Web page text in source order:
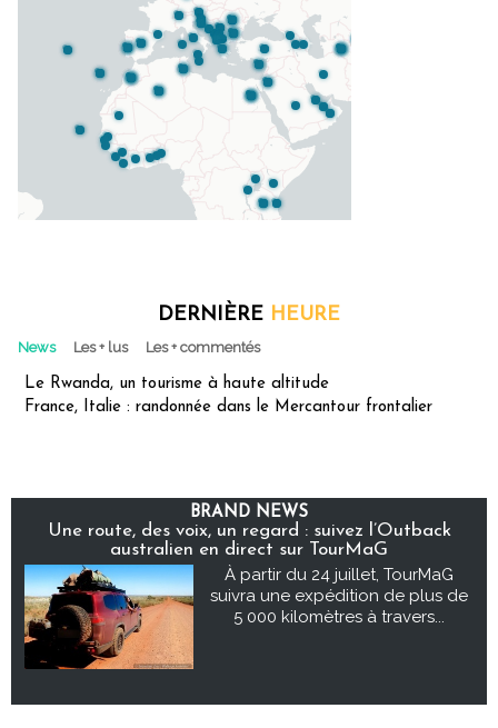
DERNIÈRE HEURE
News Les + lus Les + commentés
Le Rwanda, un tourisme à haute altitude
France, Italie : randonnée dans le Mercantour frontalier
BRAND NEWS
Une route, des voix, un regard : suivez l’Outback
australien en direct sur TourMaG
À partir du 24 juillet, TourMaG
suivra une expédition de plus de
5 000 kilomètres à travers...